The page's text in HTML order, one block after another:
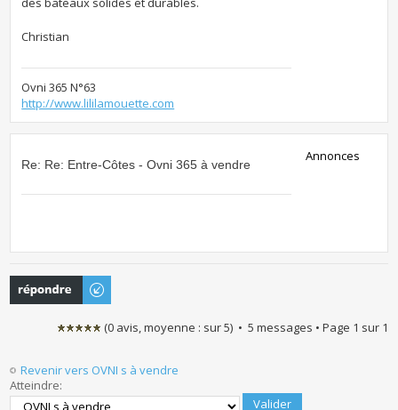
Christian
Ovni 365 N°63
http://www.lililamouette.com
Re: Re: Entre-Côtes - Ovni 365 à vendre
Annonces
Publier une
réponse
(0avis, moyenne : sur5) • 5 messages • Page 1 sur 1
Revenir vers OVNI s à vendre
Atteindre: